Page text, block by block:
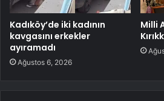
Kadıköy’de iki kadının
kavgasını erkekler
ayıramadı
Ağustos 6, 2026
Milli